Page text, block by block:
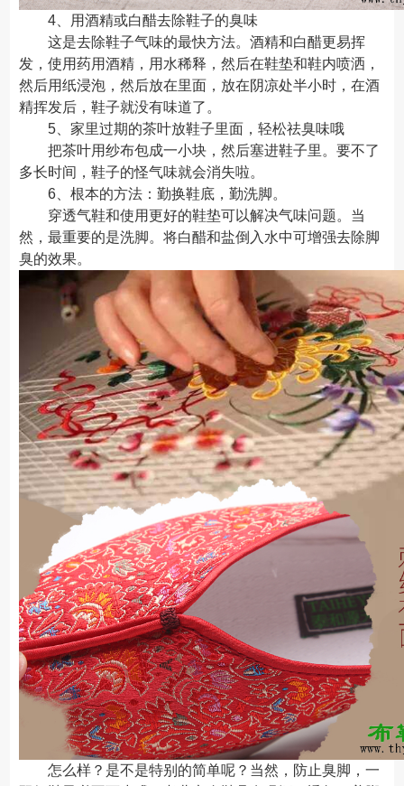
4、用酒精或白醋去除鞋子的臭味
这是去除鞋子气味的最快方法。酒精和白醋更易挥
发，使用药用酒精，用水稀释，然后在鞋垫和鞋内喷洒，
然后用纸浸泡，然后放在里面，放在阴凉处半小时，在酒
精挥发后，鞋子就没有味道了。
5、家里过期的茶叶放鞋子里面，轻松祛臭味哦
把茶叶用纱布包成一小块，然后塞进鞋子里。要不了
多长时间，鞋子的怪气味就会消失啦。
6、根本的方法：勤换鞋底，勤洗脚。
穿透气鞋和使用更好的鞋垫可以解决气味问题。当
然，最重要的是洗脚。将白醋和盐倒入水中可增强去除脚
臭的效果。
怎么样？是不是特别的简单呢？当然，防止臭脚，一